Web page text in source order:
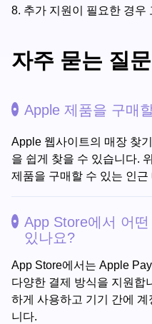
8. 추가 지원이 필요한 경우
자주 묻는 질문
Apple 제품을 구매
Apple 웹사이트의 매장 찾
을 쉽게 찾을 수 있습니다.
제품을 구매할 수 있는 인
App Store에서 어
있나요?
App Store에서는 Apple
다양한 결제 방식을 지원합
하게 사용하고 기기 간에
니다.